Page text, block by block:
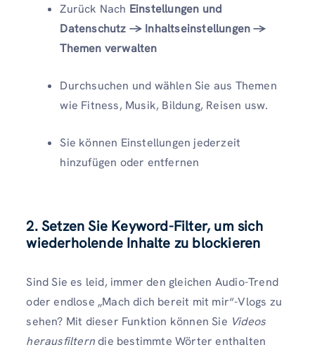
Zurück Nach Einstellungen und
Datenschutz → Inhaltseinstellungen →
Themen verwalten
Durchsuchen und wählen Sie aus Themen
wie Fitness, Musik, Bildung, Reisen usw.
Sie können Einstellungen jederzeit
hinzufügen oder entfernen
2.Setzen Sie Keyword-Filter, um sich
wiederholende Inhalte zu blockieren
Sind Sie es leid, immer den gleichen Audio-Trend
oder endlose „Mach dich bereit mit mir“-Vlogs zu
sehen? Mit dieser Funktion können Sie Videos
herausfilterndie bestimmte Wörter enthalten